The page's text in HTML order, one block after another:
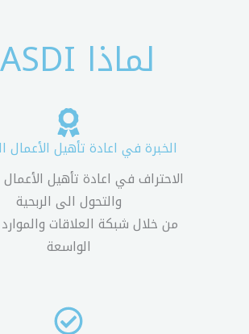
لماذا LASDI
الخبرة في اعادة تأهيل الأعمال
الاحتراف في اعادة تأهيل الأعمال
والتحول الى الربحية
من خلال شبكة العلاقات والموارد
الواسعة